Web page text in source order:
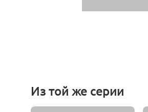
Из той же серии